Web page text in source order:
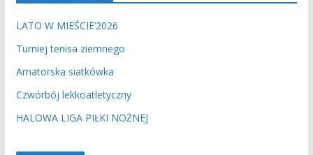
LATO W MIEŚCIE’2026
Turniej tenisa ziemnego
Amatorska siatkówka
Czwórbój lekkoatletyczny
HALOWA LIGA PIŁKI NOŻNEJ